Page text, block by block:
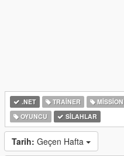
.NET TRAINER MISSION
OYUNCU
SILAHLAR
Tarih: Geçen Hafta